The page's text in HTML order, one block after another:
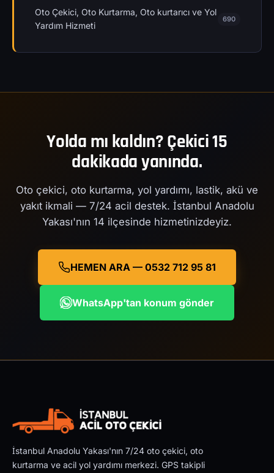
Oto Çekici, Oto Kurtarma, Oto kurtarıcı ve Yol
Yardım Hizmeti
690
Yolda mı kaldın? Çekici 15
dakikada yanında.
Oto çekici, oto kurtarma, yol yardımı, lastik, akü ve
yakıt ikmali — 7/24 acil destek. İstanbul Anadolu
Yakası'nın 14 ilçesinde hizmetinizdeyiz.
HEMEN ARA — 0532 712 95 81
WhatsApp'tan konum gönder
İstanbul Anadolu Yakası'nın 7/24 oto çekici, oto
kurtarma ve acil yol yardımı merkezi. GPS takipli